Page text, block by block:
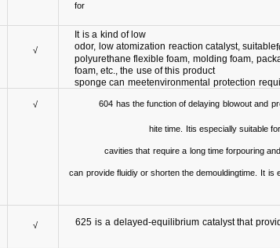
for
√
It is a kind of low
odor, low atomization reaction cata lyst, suitable
polyurethane flexible foam, molding foam,
foam, etc., the use of this product
sponge can meetenvironmental protection re
√ 604 has the function of delaying blowout and p
hite time. Itis especially suitable
cavities that require a long time forpouring and
can provide fluidiy or shorten the demouldingtime. It is
√ 625 is a delayed-equilibrium catalyst that